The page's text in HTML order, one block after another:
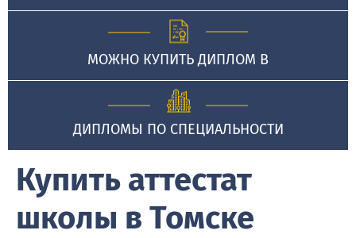
МОЖНО КУПИТЬ ДИПЛОМ В
ДИПЛОМЫ ПО СПЕЦИАЛЬНОСТИ
Купить аттестат
школы в Томске